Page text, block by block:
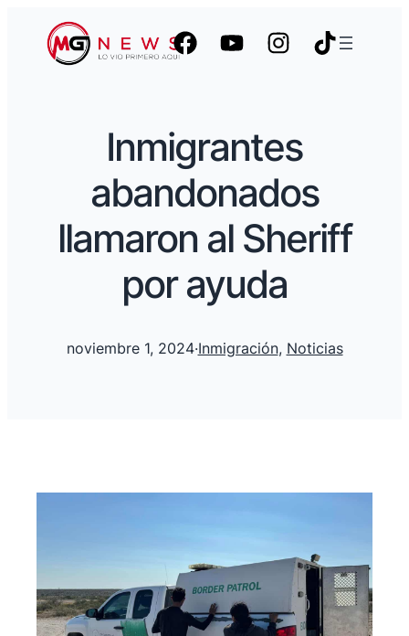
Inmigrantes
abandonados
llamaron al Sheriff
por ayuda
noviembre 1, 2024·Inmigración, Noticias